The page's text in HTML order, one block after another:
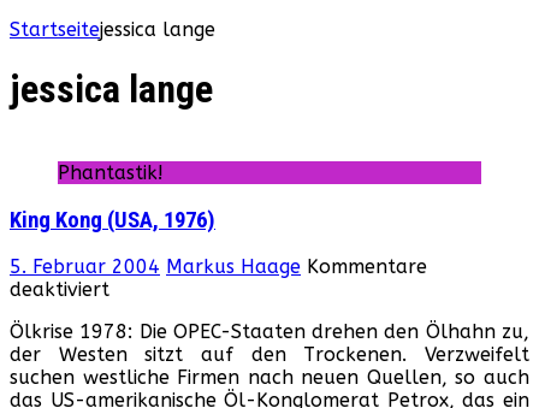
Startseitejessica lange
jessica lange
Phantastik!
King Kong (USA, 1976)
5. Februar 2004 Markus Haage Kommentare
deaktiviertfür
Kong
(USA,
1976)
Ölkrise 1978: Die OPEC-Staaten drehen den Ölhahn zu,
der Westen sitzt auf den Trockenen. Verzweifelt
suchen westliche Firmen nach neuen Quellen, so auch
das US-amerikanische Öl-Konglomerat Petrox, das ein